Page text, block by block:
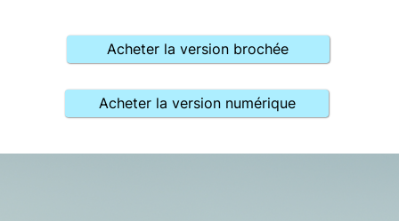
Acheter la version brochée
Acheter la version numérique